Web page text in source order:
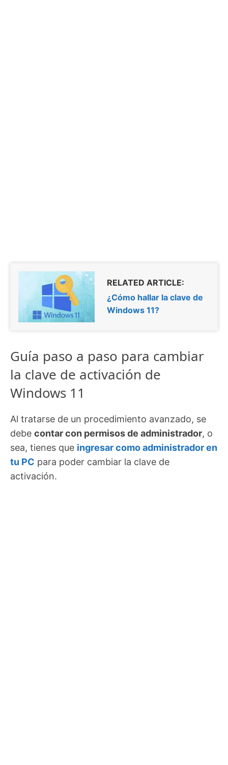
RELATED ARTICLE:
¿Cómo hallar la clave de
Windows 11?
Guía paso a paso para cambiar
la clave de activación de
Windows 11
Al tratarse de un procedimiento avanzado, se
debe contar con permisos de administrador, o
sea, tienes que ingresar como administrador en
tu PC para poder cambiar la clave de
activación.